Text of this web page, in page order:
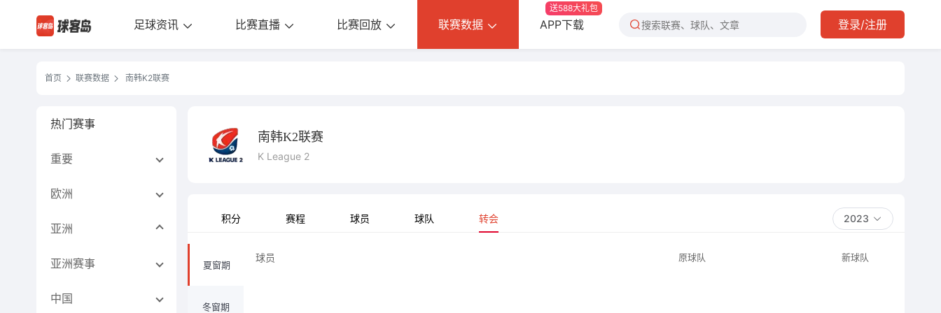
足球资讯 比赛直播 比赛回放 联赛数据 APP下载
送588大礼包
登录/注册
首页 联赛数据 南韩K2联赛
热门赛事
重要
欧洲
亚洲
亚洲赛事
中国
南韩K2联赛
K League 2
积分 赛程 球员 球队 转会 2023
夏窗期
冬窗期
球员 原球队 新球队